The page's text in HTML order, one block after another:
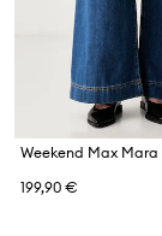
199,90 €